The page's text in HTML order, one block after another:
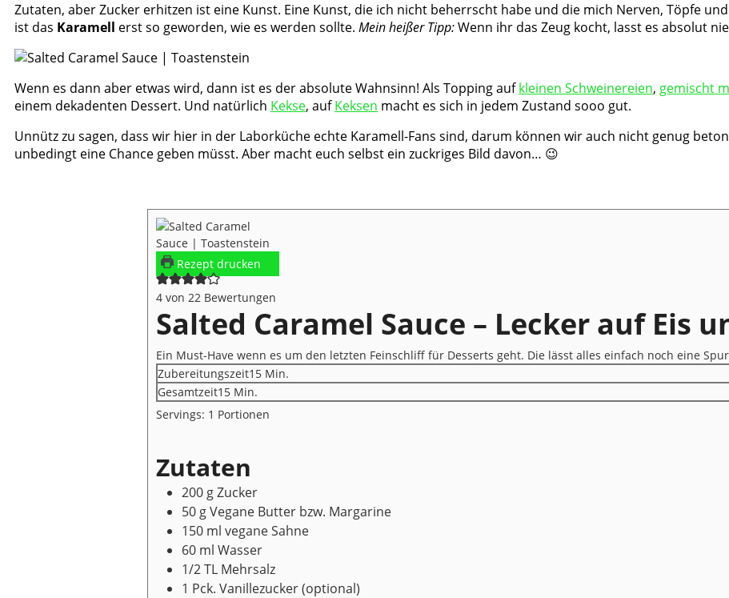
Zutaten, aber Zucker erhitzen ist eine Kunst. Eine Kunst, die ich nicht beherrscht habe und die mich Nerven, Töpfe
ist das Karamell erst so geworden, wie es werden sollte. Mein heißer Tipp:Wenn ihr das Zeug kocht, lasst es absolut
Wenn es dann aber etwas wird, dann ist es der absolute Wahnsinn! Als Topping aufkleinen Schweinereien, gemischt
einem dekadenten Dessert. Und natürlich Kekse, aufKeksen macht es sich in jedem Zustand sooo gut.
Unnütz zu sagen, dass wir hier in der Laborküche echte Karamell-Fans sind, darum können wir auch nicht genug
unbedingt eine Chance geben müsst. Aber macht euch selbst ein zuckriges Bild davon… 😉
Rezept drucken
4von 22Bewertungen
Salted Caramel Sauce – Lecker auf Eis
Ein Must-Have wenn es um den letzten Feinschliff für Desserts geht. Die lässt alles einfach noch eine
Zubereitungszeit15Minuten
Min.
Gesamtzeit15Minuten
Min.
Servings: 1 Portionen
Zutaten
200 g Zucker
50 g Vegane Butter bzw. Margarine
150 ml vegane Sahne
60 ml Wasser
1/2 TL Mehrsalz
1 Pck. Vanillezucker (optional)